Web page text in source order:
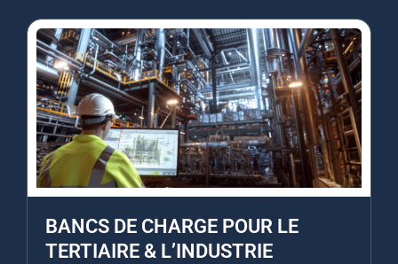
BANCS DE CHARGE POUR LE
TERTIAIRE & L’INDUSTRIE